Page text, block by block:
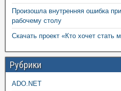
Произошла внутренняя ошибка
рабочему столу
Скачать проект «Кто хочет стать
Рубрики
ADO.NET